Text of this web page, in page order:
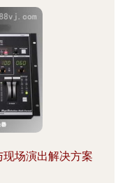
场演出解决方案